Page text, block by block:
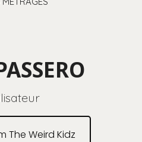
The Weird Kidz